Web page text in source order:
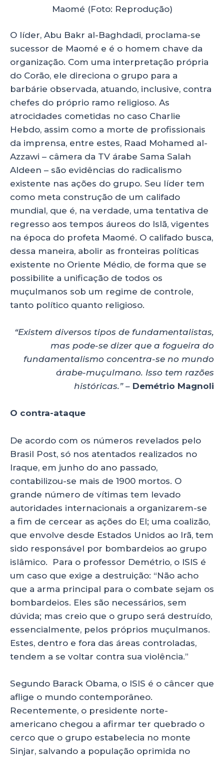
Maomé (Foto: Reprodução)
O líder, Abu Bakr al-Baghdadi, proclama-se
sucessor de Maomé e é o homem chave da
organização. Com uma interpretação própria
do Corão, ele direciona o grupo para a
barbárie observada, atuando, inclusive, contra
chefes do próprio ramo religioso. As
atrocidades cometidas no caso Charlie
Hebdo, assim como a morte de profissionais
da imprensa, entre estes, Raad Mohamed al-
Azzawi – câmera da TV árabe Sama Salah
Aldeen – são evidências do radicalismo
existente nas ações do grupo. Seu líder tem
como meta construção de um califado
mundial, que é, na verdade, uma tentativa de
regresso aos tempos áureos do Islã, vigentes
na época do profeta Maomé. O califado busca,
dessa maneira, abolir as fronteiras políticas
existente no Oriente Médio, de forma que se
possibilite a unificação de todos os
muçulmanos sob um regime de controle,
tanto político quanto religioso.
“Existem diversos tipos de fundamentalistas,
mas pode-se dizer que a fogueira do
fundamentalismo concentra-se no mundo
árabe-muçulmano. Isso tem razões
históricas.” – Demétrio Magnoli
O contra-ataque
De acordo com os números revelados pelo
Brasil Post, só nos atentados realizados no
Iraque, em junho do ano passado,
contabilizou-se mais de 1900 mortos. O
grande número de vítimas tem levado
autoridades internacionais a organizarem-se
a fim de cercear as ações do EI; uma coalizão,
que envolve desde Estados Unidos ao Irã, tem
sido responsável por bombardeios ao grupo
islâmico. Para o professor Demétrio, o ISIS é
um caso que exige a destruição: “Não acho
que a arma principal para o combate sejam os
bombardeios. Eles são necessários, sem
dúvida; mas creio que o grupo será destruído,
essencialmente, pelos próprios muçulmanos.
Estes, dentro e fora das áreas controladas,
tendem a se voltar contra sua violência.”
Segundo Barack Obama, o ISIS é o câncer que
aflige o mundo contemporâneo.
Recentemente, o presidente norte-
americano chegou a afirmar ter quebrado o
cerco que o grupo estabelecia no monte
Sinjar, salvando a população oprimida no